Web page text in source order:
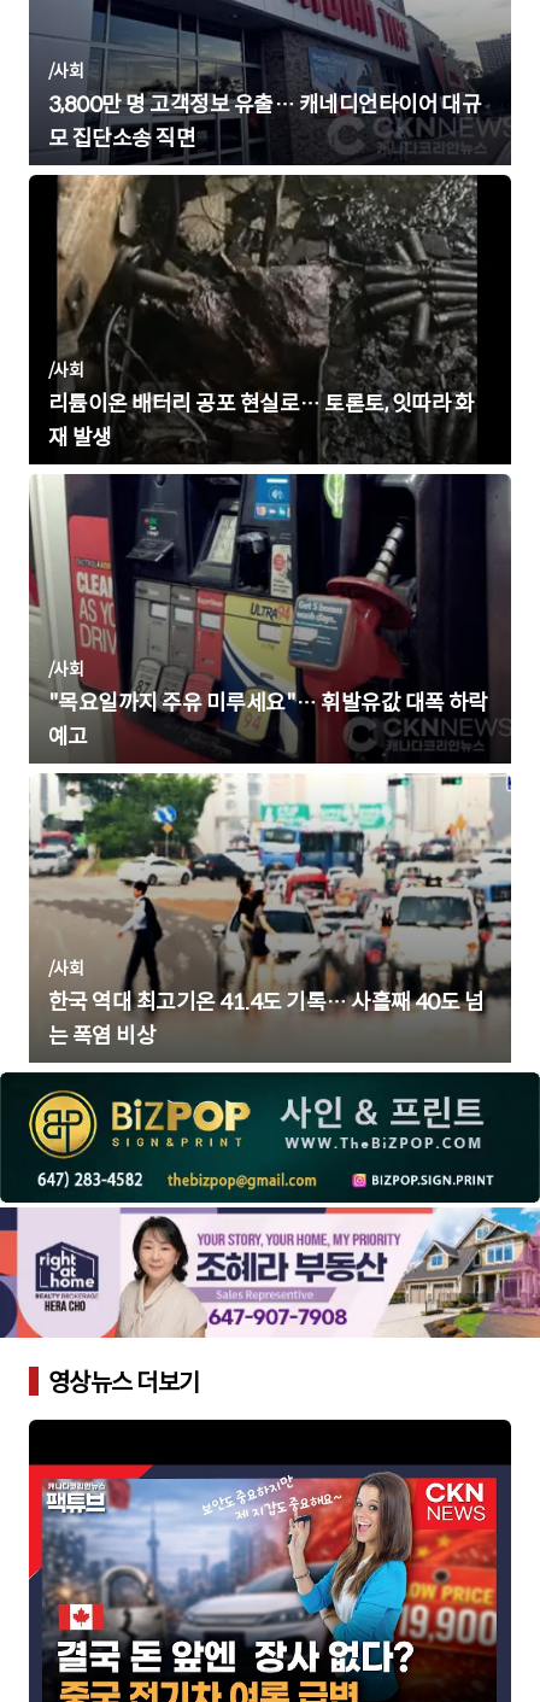
/사회
3,800만 명 고객정보 유출… 캐네디언타이어 대규
모 집단소송 직면
/사회
리튬이온 배터리 공포 현실로… 토론토, 잇따라 화
재 발생
/사회
"목요일까지 주유 미루세요"… 휘발유값 대폭 하락
예고
/사회
한국 역대 최고기온 41.4도 기록… 사흘째 40도 넘
는 폭염 비상
영상뉴스 더보기